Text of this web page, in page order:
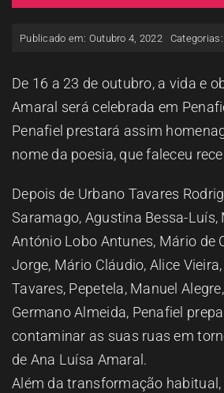
Publicado em: Outubro 4, 2022 Categorias:
De 16 a 23 de outubro, a vida e
Amaral será celebrada em
Penafiel prestará assim
nome da poesia, que faleceu
Depois de Urbano Tavares
Saramago, Agustina Bessa-Luís,
António Lobo Antunes, Mário de
Jorge, Mário Cláudio, Alice
Tavares, Pepetela, Manuel
Germano Almeida, Penafiel
contaminar as suas ruas em
de Ana Luísa Amaral.
Além da transformação habitual,